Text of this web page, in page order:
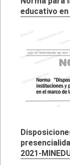
educativo en
2021-